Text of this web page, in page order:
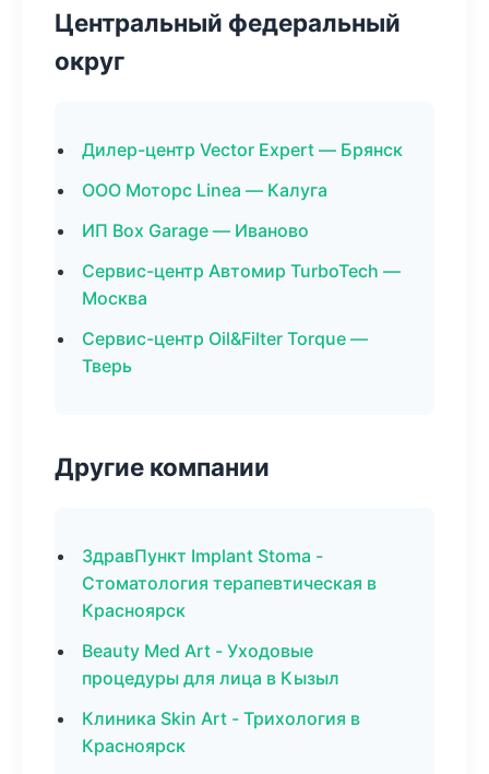
Центральный федеральный
округ
Дилер-центр Vector Expert — Брянск
ООО Моторс Linea — Калуга
ИП Box Garage — Иваново
Сервис-центр Автомир TurboTech —
Москва
Сервис-центр Oil&Filter Torque —
Тверь
Другие компании
ЗдравПункт Implant Stoma -
Стоматология терапевтическая в
Красноярск
Beauty Med Art - Уходовые
процедуры для лица в Кызыл
Клиника Skin Art - Трихология в
Красноярск